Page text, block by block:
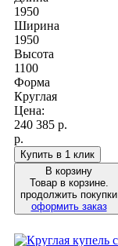
1950
Ширина
1950
Высота
1100
Форма
Круглая
Цена:
240 385 р.
р.
Купить в 1 клик
В корзину
Товар в корзине.
продолжить покупки
оформить заказ